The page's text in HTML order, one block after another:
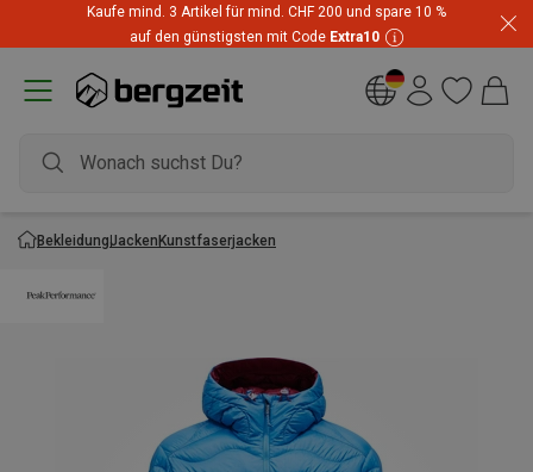
Kaufe mind. 3 Artikel für mind. CHF 200 und spare 10 %
auf den günstigsten mit Code Extra10
BekleidungJackenKunstfaserjacken